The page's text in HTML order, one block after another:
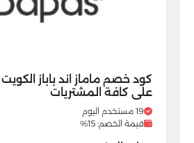
على كافة المشتريات
19 مستخدم اليوم
قيمة الخصم: 15%